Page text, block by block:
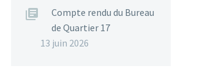
Compte rendu du Bureau
de Quartier 17
13 juin 2026